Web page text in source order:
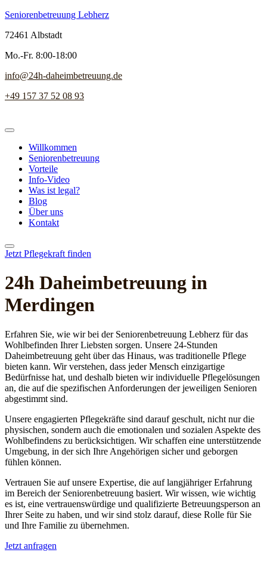
Seniorenbetreuung Lebherz
72461 Albstadt
Mo.-Fr. 8:00-18:00
info@24h-daheimbetreuung.de
+49 157 37 52 08 93
Willkommen
Seniorenbetreuung
Vorteile
Info-Video
Was ist legal?
Blog
Über uns
Kontakt
Jetzt Pflegekraft finden
24h Daheim­betreuung in
Merdingen
Erfahren Sie, wie wir bei der Seniorenbetreuung Lebherz für das
Wohlbefinden Ihrer Liebsten sorgen. Unsere 24-Stunden
Daheimbetreuung geht über das Hinaus, was traditionelle Pflege
bieten kann. Wir verstehen, dass jeder Mensch einzigartige
Bedürfnisse hat, und deshalb bieten wir individuelle Pflegelösungen
an, die auf die spezifischen Anforderungen der jeweiligen Senioren
abgestimmt sind.
Unsere engagierten Pflegekräfte sind darauf geschult, nicht nur die
physischen, sondern auch die emotionalen und sozialen Aspekte des
Wohlbefindens zu berücksichtigen. Wir schaffen eine unterstützende
Umgebung, in der sich Ihre Angehörigen sicher und geborgen
fühlen können.
Vertrauen Sie auf unsere Expertise, die auf langjähriger Erfahrung
im Bereich der Seniorenbetreuung basiert. Wir wissen, wie wichtig
es ist, eine vertrauenswürdige und qualifizierte Betreuungsperson an
Ihrer Seite zu haben, und wir sind stolz darauf, diese Rolle für Sie
und Ihre Familie zu übernehmen.
Jetzt anfragen